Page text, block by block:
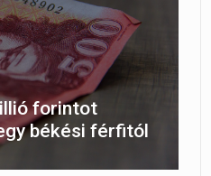
forintot
békési férfitól